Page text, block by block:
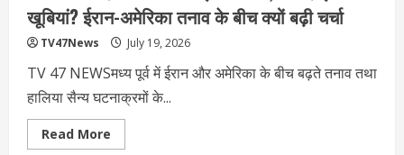
खूबियां? ईरान-अमेरिका तनाव के बीच क्यों बढ़ी चर्चा
TV47News July 19, 2026
TV 47 NEWSमध्य पूर्व में ईरान और अमेरिका के बीच बढ़ते तनाव तथा
हालिया सैन्य घटनाक्रमों के...
Read More
more